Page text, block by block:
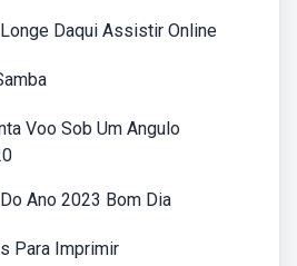
Daqui Assistir Online
Voo Sob Um Angulo
Ano 2023 Bom Dia
Para Imprimir